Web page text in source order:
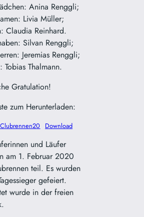
Anina Renggli;
Livia Müller;
Claudia Reinhard.
Silvan Renggli;
Jeremias Renggli;
Tobias Thalmann.
Gratulation!
zum Herunterladen:
Download
und Läufer
am 1. Februar 2020
teil. Es wurden
gefeiert.
wurde in der freien